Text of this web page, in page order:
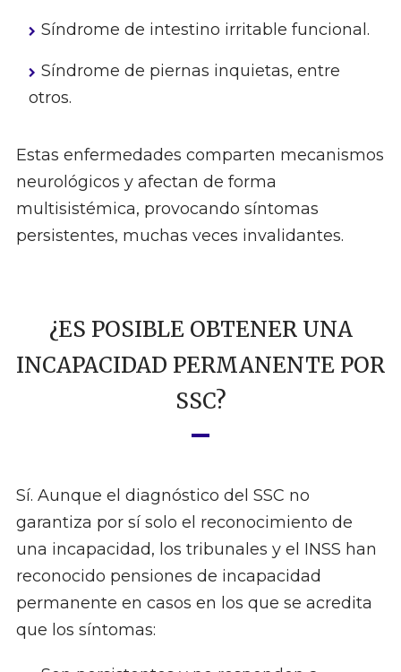
Síndrome de intestino irritable funcional.
Síndrome de piernas inquietas, entre
otros.
Estas enfermedades comparten mecanismos
neurológicos y afectan de forma
multisistémica, provocando síntomas
persistentes, muchas veces invalidantes.
¿ES POSIBLE OBTENER UNA
INCAPACIDAD PERMANENTE POR
SSC?
Sí. Aunque el diagnóstico del SSC no
garantiza por sí solo el reconocimiento de
una incapacidad, los tribunales y el INSS han
reconocido pensiones de incapacidad
permanente en casos en los que se acredita
que los síntomas: